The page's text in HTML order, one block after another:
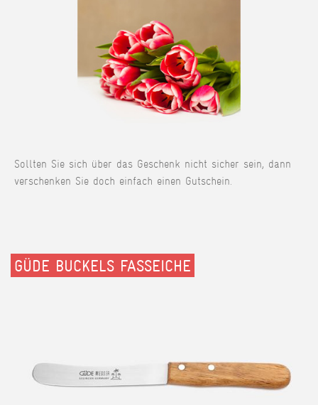
Sollten Sie sich über das Geschenk nicht sicher sein, dann
verschenken Sie doch einfach einen Gutschein.
GÜDE BUCKELS FASSEICHE